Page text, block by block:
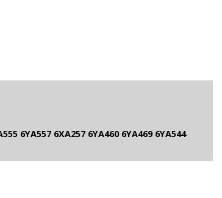
6YA557 6XA257 6YA460 6YA469 6YA544